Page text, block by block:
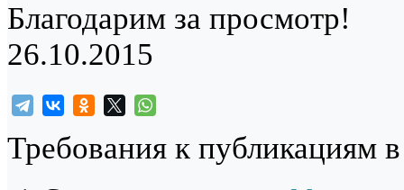
Благодарим за просмотр!
26.10.2015
Требования к публикациям